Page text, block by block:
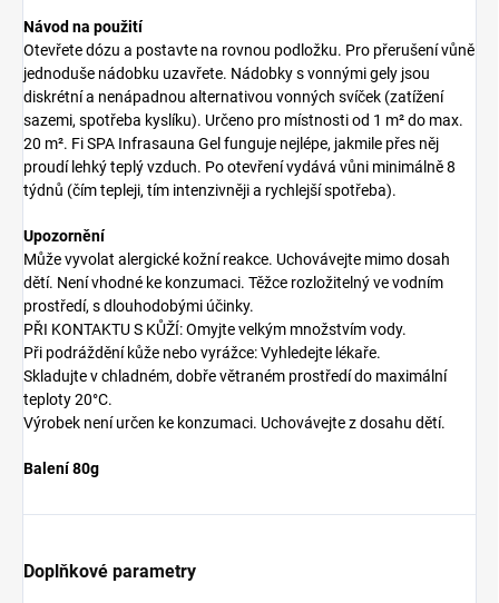
Návod na použití
Otevřete dózu a postavte na rovnou podložku. Pro přerušení vůně
jednoduše nádobku uzavřete. Nádobky s vonnými gely jsou
diskrétní a nenápadnou alternativou vonných svíček (zatížení
sazemi, spotřeba kyslíku). Určeno pro místnosti od 1 m² do max.
20 m². Fi SPA Infrasauna Gel funguje nejlépe, jakmile přes něj
proudí lehký teplý vzduch. Po otevření vydává vůni minimálně 8
týdnů (čím tepleji, tím intenzivněji a rychlejší spotřeba).
Upozornění
Může vyvolat alergické kožní reakce. Uchovávejte mimo dosah
dětí. Není vhodné ke konzumaci. Těžce rozložitelný ve vodním
prostředí, s dlouhodobými účinky.
PŘI KONTAKTU S KŮŽÍ: Omyjte velkým množstvím vody.
Při podráždění kůže nebo vyrážce: Vyhledejte lékaře.
Skladujte v chladném, dobře větraném prostředí do maximální
teploty 20°C.
Výrobek není určen ke konzumaci. Uchovávejte z dosahu dětí.
Balení 80g
Doplňkové parametry